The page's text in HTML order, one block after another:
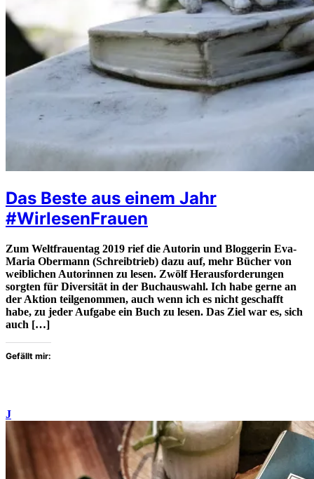
Das Beste aus einem Jahr
#WirlesenFrauen
Zum Weltfrauentag 2019 rief die Autorin und Bloggerin Eva-
Maria Obermann (Schreibtrieb) dazu auf, mehr Bücher von
weiblichen Autorinnen zu lesen. Zwölf Herausforderungen
sorgten für Diversität in der Buchauswahl. Ich habe gerne an
der Aktion teilgenommen, auch wenn ich es nicht geschafft
habe, zu jeder Aufgabe ein Buch zu lesen. Das Ziel war es, sich
auch […]
Gefällt mir:
J